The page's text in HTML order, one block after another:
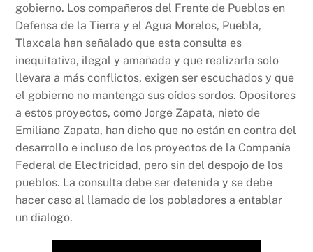
gobierno. Los compañeros del Frente de Pueblos en
Defensa de la Tierra y el Agua Morelos, Puebla,
Tlaxcala han señalado que esta consulta es
inequitativa, ilegal y amañada y que realizarla solo
llevara a más conflictos, exigen ser escuchados y que
el gobierno no mantenga sus oídos sordos. Opositores
a estos proyectos, como Jorge Zapata, nieto de
Emiliano Zapata, han dicho que no están en contra del
desarrollo e incluso de los proyectos de la Compañía
Federal de Electricidad, pero sin del despojo de los
pueblos. La consulta debe ser detenida y se debe
hacer caso al llamado de los pobladores a entablar
un dialogo.